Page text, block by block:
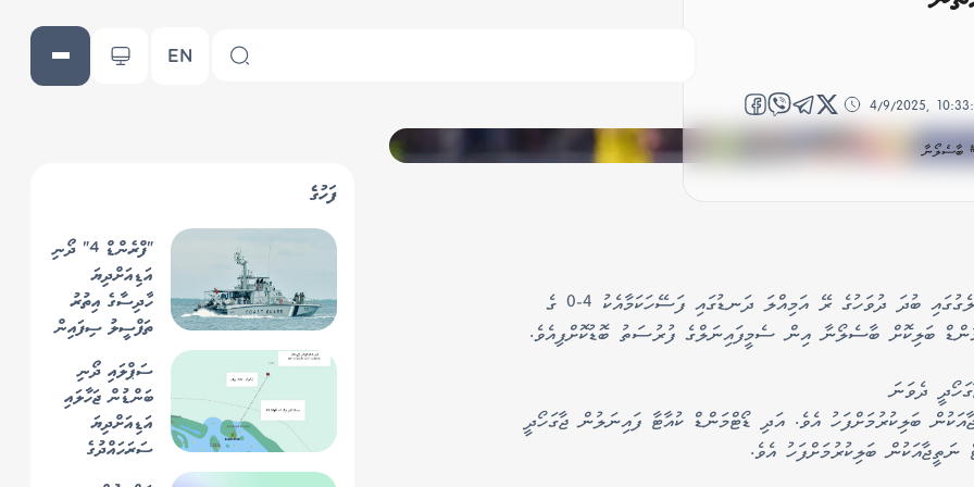
EN
4/9/2025,
ބާސެލޯނާ
ޔުއެފާ ޗެންޕިއަންސް ލީގު ކުއާޓާ ފައިނަލް ފުރަތަމަ ލެގުގައި ބުދަ ދުވަހުގެ ރޭ އަމިއްލަ ދަނޑުގައި ފަސޭހަކަމާއެކު 4-0 ގެ
ބަލިކޮށް ބާސެލޯނާ އިން ސެމީފައިނަލްގެ ފުރުސަތު ބޮޑުކޮށްފިއެވެ.
ދެވަނަ
4-1 ގެ އެގްރިގޭޓް ނަތީޖާއަކުން ބަލިކުރުމަށްފަހު އެވެ. އަދި ޑޯޓްމަންޑް ކުއާޓާ ފައިނަލުން ޖާގަހޯދީ
ފަހުގެ
"ފްރެންޑް 4" ދޯނި
އަޑިއަށްދިޔަ
ހާދިސާގެ އިތުރު
ތަފްސީލު ސިފައިން
ސަޕްލައި ދޯނި
ބަންޑުން ޖަހާލައި
އަޑިއަށްދިޔަ
ސަރަހައްދުގެ